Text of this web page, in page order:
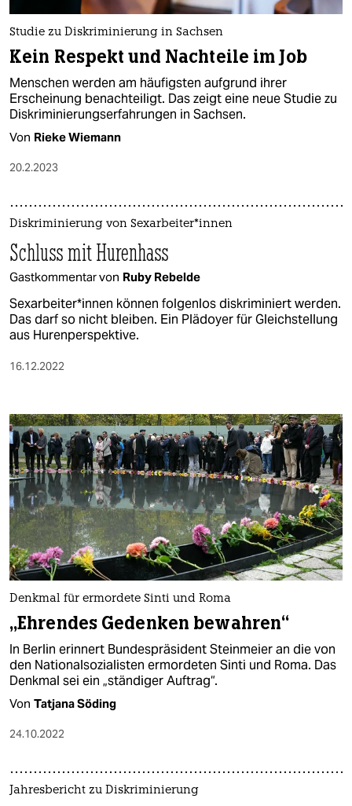
Studie zu Diskriminierung in Sachsen
Kein Respekt und Nachteile im Job
Menschen werden am häufigsten aufgrund ihrer
Erscheinung benachteiligt. Das zeigt eine neue Studie zu
Diskriminierungserfahrungen in Sachsen.
Von Rieke Wiemann
20.2.2023
Diskriminierung von Sex­ar­bei­te­r*in­nen
Schluss mit Hurenhass
Gastkommentar von Ruby Rebelde
Sex­ar­bei­te­r*in­nen können folgenlos diskriminiert werden.
Das darf so nicht bleiben. Ein Plädoyer für Gleichstellung
aus Hurenperspektive.
16.12.2022
Denkmal für ermordete Sinti und Roma
„Ehrendes Gedenken bewahren“
In Berlin erinnert Bundespräsident Steinmeier an die von
den Nationalsozialisten ermordeten Sinti und Roma. Das
Denkmal sei ein „ständiger Auftrag“.
Von Tatjana Söding
24.10.2022
Jahresbericht zu Diskriminierung